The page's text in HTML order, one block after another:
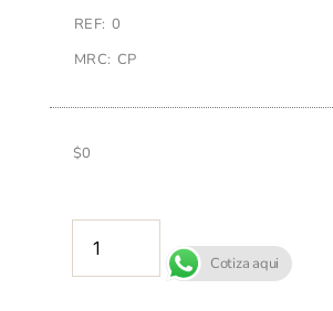
REF: 0
MRC: CP
$0
Cotiza aqui